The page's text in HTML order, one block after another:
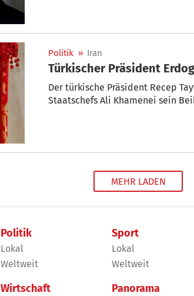
Politik » Iran
Türkischer Präsident
Der türkische Präsident Recep
Staatschefs Ali Khamenei sein
MEHR LADEN
Politik
Lokal
Weltweit
Wirtschaft
Sport
Lokal
Weltweit
Panorama